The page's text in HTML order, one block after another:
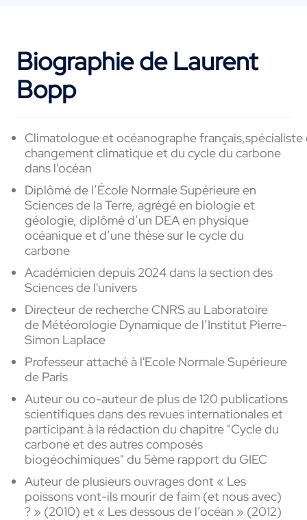
Biographie de Laurent
Bopp
Climatologueetocéanographefrançais,spécialiste
changement climatique et du cycle du carbone
dans l'océan
Diplômé de l’École Normale Supérieure en
Sciences de la Terre, agrégé en biologie et
géologie, diplômé d’un DEA en physique
océanique et d’une thèse sur le cycle du
carbone
Académicien depuis 2024 dans la section des
Sciences de l'univers
Directeurde recherche CNRS au Laboratoire
de Météorologie Dynamique de l’Institut Pierre-
Simon Laplace
Professeurattaché à l'Ecole NormaleSupérieure
de Paris
Auteurou co-auteur de plus de 120 publications
scientifiques dans des revues internationales et
participantà la rédaction du chapitre "Cycle du
carbone et des autres composés
biogéochimiques" du 5ème rapport du GIEC
Auteurde plusieurs ouvragesdont « Les
poissonsvont-ils mourir de faim (et nous avec)
? » (2010) et « Lesdessous de l’océan » (2012)